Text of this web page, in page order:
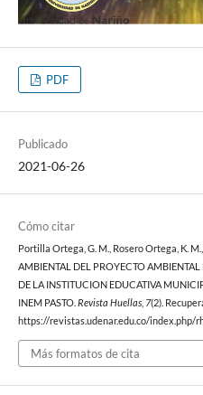
PDF
Publicado
2021-06-26
Cómo citar
Portilla Ortega, G. M., Rosero Ortega, K.
AMBIENTAL DEL PROYECTO
DE LA INSTITUCION EDUCATIVA
INEM PASTO. Revista Huellas, 7(2).
https://revistas.udenar.edu.co/
Más formatos de cita